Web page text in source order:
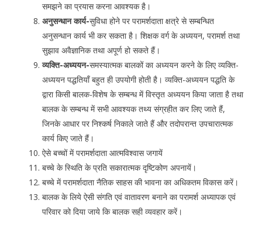
समझने का प्रयास करना आवश्यक है।
अनुसन्धान कार्य-सुविधा होने पर परामर्शदाता क्षत्रे से सम्बन्धित
अनुसन्धान कार्य भी कर सकता है। शिक्षक वर्ग के अध्ययन, परामर्श तथा
सुझाव अवैज्ञानिक तथा अपूर्ण हो सकते हैं।
व्यक्ति-अध्ययन-समस्यात्मक बालकों का अध्ययन करने के लिए व्यक्ति-
अध्ययन पद्धतियाँ बहुत ही उपयोगी होती है। व्यक्ति-अध्ययन पद्धति के
द्वारा किसी बालक-विशेष के सम्बन्ध में विस्तृत अध्ययन किया जाता है तथा
बालक के सम्बन्ध में सभी आवश्यक तथ्य संग्रहीत कर लिए जाते हैं,
जिनके आधार पर निश्कर्ष निकाले जाते हैं और तदोपरान्त उपचारात्मक
कार्य किए जाते हैं।
ऐसे बच्चों में परामर्शदाता आत्मविश्वास जगायें
बच्चे के स्थिति के प्रति सकारात्मक दृष्टिकोण अपनायें।
बच्चे में परामर्शदाता नैतिक साहस की भावना का अधिकतम विकास करें।
बालक के लिये ऐसी संगति एवं वातावरण बनाने का परामर्श अध्यापक एवं
परिवार को दिया जाये कि बालक सही व्यवहार करें।